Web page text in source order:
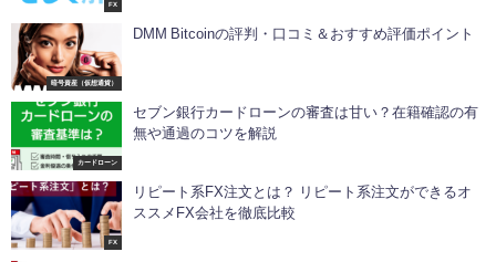
FX
暗号資産（仮想通貨）
DMM Bitcoinの評判・口コミ＆おすすめ評価ポイント
カードローン
セブン銀行カードローンの審査は甘い？在籍確認の有
無や通過のコツを解説
FX
リピート系FX注文とは？ リピート系注文ができるオ
ススメFX会社を徹底比較